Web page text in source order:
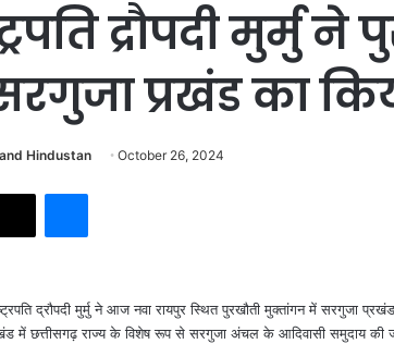
द्रौपदी मुर्मु
प्रखंड का
Hindustan October 26, 2024
X Messenger
द्रौपदी मुर्मु ने आज नवा रायपुर स्थित पुरखौती मुक्तांगन में सरगुजा
में छत्तीसगढ़ राज्य के विशेष रूप से सरगुजा अंचल के आदिवासी समुदाय की